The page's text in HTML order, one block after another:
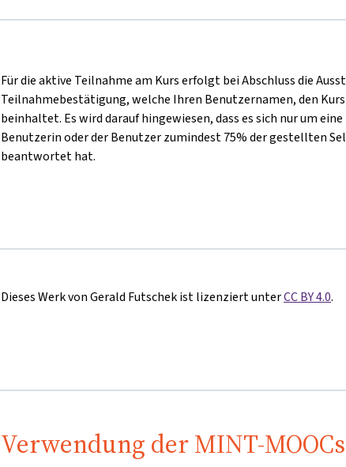
Für die aktive Teilnahme am Kurs erfolgt bei Abschluss die
Teilnahmebestätigung, welche Ihren Benutzernamen, den
beinhaltet. Es wird darauf hingewiesen, dass es sich nur um
Benutzerin oder der Benutzer zumindest 75% der gestellten
beantwortet hat.
Dieses Werk von Gerald Futschek ist lizenziert unterCC BY 4.0.
Verwendung der MINT-MOOCs